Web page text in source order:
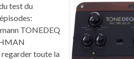
test du
TONEDEQ
regarder toute la